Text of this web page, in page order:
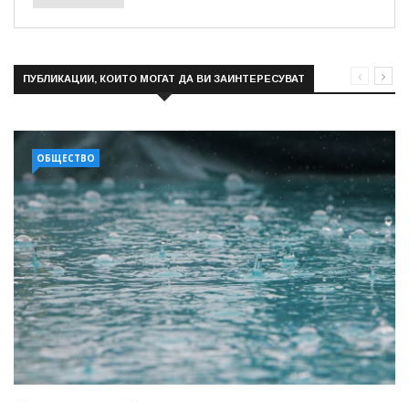
ПУБЛИКАЦИИ, КОИТО МОГАТ ДА ВИ ЗАИНТЕРЕСУВАТ
ОБЩЕСТВО